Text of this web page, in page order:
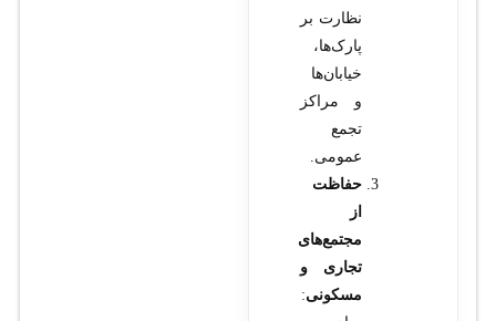
نظارت بر
پارک‌ها،
خیابان‌ها
و مراکز
تجمع
عمومی.
حفاظت
از
مجتمع‌های
تجاری و
مسکونی: